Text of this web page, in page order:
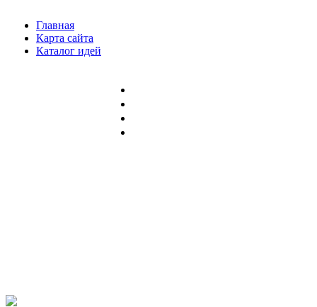
Главная
Карта сайта
Каталог идей